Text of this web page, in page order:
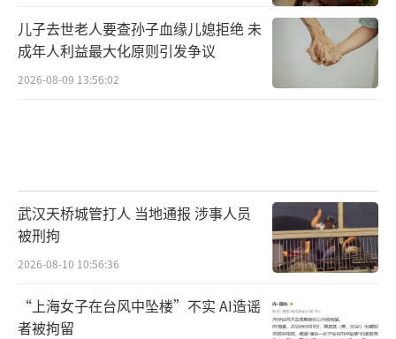
儿子去世老人要查孙子血缘儿媳拒绝 未
成年人利益最大化原则引发争议
2026-08-09 13:56:02
武汉天桥城管打人 当地通报 涉事人员
被刑拘
2026-08-10 10:56:36
“上海女子在台风中坠楼”不实 AI造谣
者被拘留